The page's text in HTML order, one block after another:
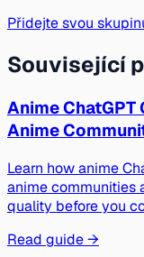
Přidejte svou
Související
Anime
Anime
Learn how anime
anime communities
quality before you
Read guide →